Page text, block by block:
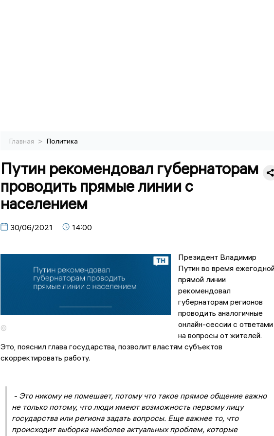
Главная > Политика
Путин рекомендовал губернаторам
проводить прямые линии с
населением
30/06/2021 14:00
©
Президент Владимир
Путин во время
прямой линии
рекомендовал
губернаторам регионов
проводить аналогичные
онлайн-сессии с ответами
на вопросы от жителей.
Это, пояснил глава государства, позволит властям субъектов
скорректировать работу.
- Это никому не помешает, потому что такое прямое общение важно
не только потому, что люди имеют возможность первому лицу
государства или региона задать вопросы. Еще важнее то, что
происходит выборка наиболее актуальных проблем, которые